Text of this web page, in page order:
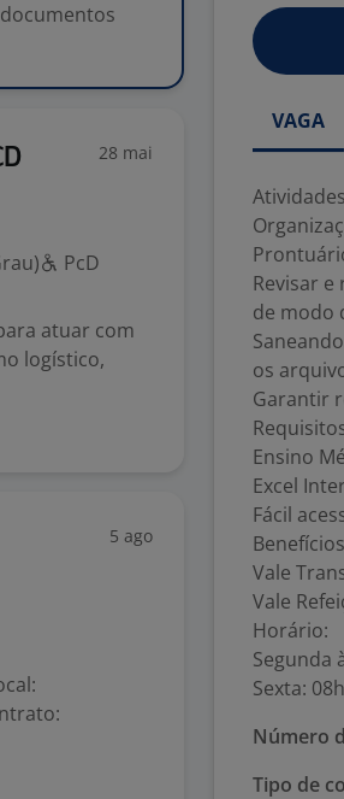
28 mai
PcD
atuar com
logístico,
5 ago
VAGA
Revisar
de modo
os
Garantir
Ensino
Excel
Fácil
Vale
Vale
Horário:
Segunda
Sexta:
Número
Tipo de